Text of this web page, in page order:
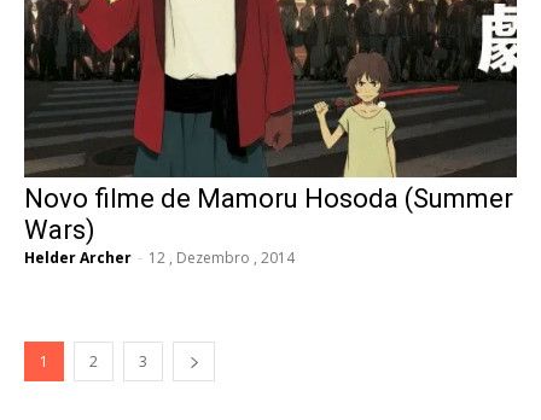
Novo filme de Mamoru Hosoda (Summer
Wars)
Helder Archer - 12 , Dezembro , 2014
1 2 3